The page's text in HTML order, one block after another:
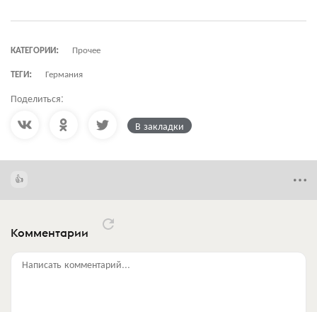
КАТЕГОРИИ:
Прочее
ТЕГИ:
Германия
Поделиться:
В закладки
Комментарии
Написать комментарий...